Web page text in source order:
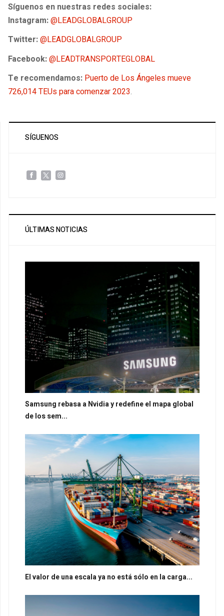
Síguenos en nuestras redes sociales:
Instagram:@LEADGLOBALGROUP
Twitter:@LEADGLOBALGROUP
Facebook:@LEADTRANSPORTEGLOBAL
Te recomendamos: Puerto de Los Ángeles mueve
726,014 TEUs para comenzar 2023.
SÍGUENOS
ÚLTIMAS NOTICIAS
Samsung rebasa a Nvidia y redefine el mapa global
de los sem...
El valor de una escala ya no está sólo en la carga...